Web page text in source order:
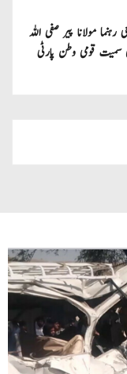
مولانا پیر صفی اللہ
سمیت قومی وطن پارٹی